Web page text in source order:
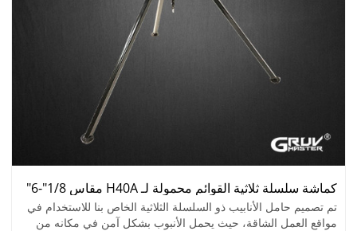
كماشة سلسلة ثلاثية القوائم محمولة لـ H40A مقاس 1/8"-6"
تم تصميم حامل الأنابيب ذو السلسلة الثلاثية الخاص بنا للاستخدام في
مواقع العمل الشاقة، حيث يحمل الأنبوب بشكل آمن في مكانه من